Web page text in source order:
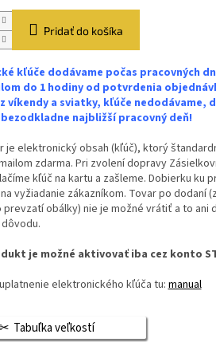
Pridať do košíka
kľúče dodávame počas pracovných
do 1 hodiny od potvrdenia
víkendy a sviatky, kľúče nedodávame,
najbližší pracovný deň!
je elektronický obsah (kľúč), ktorý
zdarma. Pri zvolení dopravy
kľúč na kartu a zašleme. Dobierku ku
vyžiadanie zákazníkom. Tovar po dodaní
prevzatí obálky) nie je možné vrátiť a to ani
je možné aktivovať iba cez konto
elektronického kľúča tu:manual
Tabuľka veľkostí